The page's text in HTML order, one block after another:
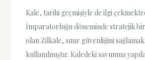
Kale, tarihi geçmişiyle de ilgi
İmparatorluğu döneminde stratejik
olan Zilkale, sınır güvenliğini
kullanılmıştır. Kaledeki savunma